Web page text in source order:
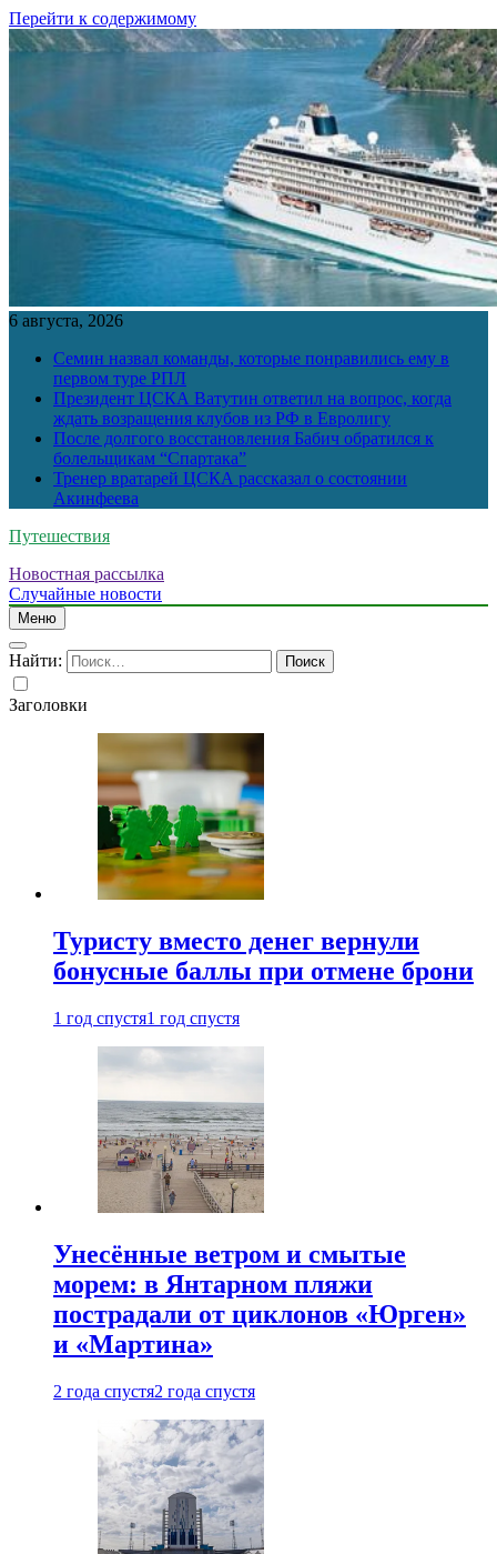
Перейти к содержимому
6 августа, 2026
Семин назвал команды, которые понравились ему в
первом туре РПЛ
Президент ЦСКА Ватутин ответил на вопрос, когда
ждать возращения клубов из РФ в Евролигу
После долгого восстановления Бабич обратился к
болельщикам “Спартака”
Тренер вратарей ЦСКА рассказал о состоянии
Акинфеева
Путешествия
Новостная рассылка
Случайные новости
Меню
Найти:
Заголовки
Туристу вместо денег вернули
бонусные баллы при отмене брони
1 год спустя1 год спустя
Унесённые ветром и смытые
морем: в Янтарном пляжи
пострадали от циклонов «Юрген»
и «Мартина»
2 года спустя2 года спустя